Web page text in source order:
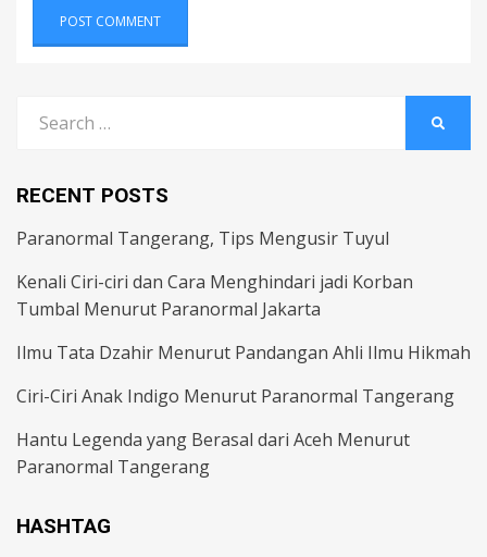
for:
RECENT POSTS
Paranormal Tangerang, Tips Mengusir Tuyul
Kenali Ciri-ciri dan Cara Menghindari jadi Korban
Tumbal Menurut Paranormal Jakarta
Ilmu Tata Dzahir Menurut Pandangan Ahli Ilmu Hikmah
Ciri-Ciri Anak Indigo Menurut Paranormal Tangerang
Hantu Legenda yang Berasal dari Aceh Menurut
Paranormal Tangerang
HASHTAG